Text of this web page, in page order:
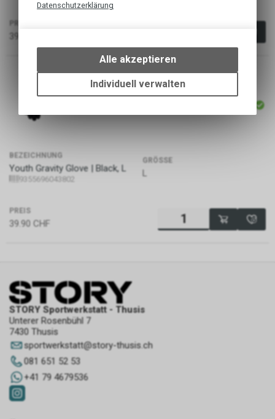
PREIS
39.90
BEZEICHNUNG
Youth Gravity Glove | Black, L
9355696043802
GRÖSSE
L
PREIS
39.90 CHF
STORY Sportwerkstatt - Thusis
Unterer Rosenbühl 7
7430 Thusis
sportwerkstatt@story-thusis.ch
081 651 52 53
+41 79 4679536
Datenschutzerklärung
bestimmte Interaktionen und
Einstellungen auf Ihrem Gerät,
um die grundlegenden
Funktionen unseres Online-
keinerlei Rückschlüsse auf Ihre
persönlichen Informationen
Alle akzeptieren
Individuell verwalten